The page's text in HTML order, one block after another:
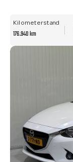
Kilometerstand
176.940 km